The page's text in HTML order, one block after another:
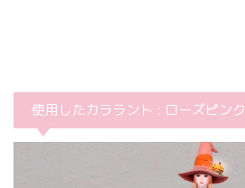
使用したカララント : ローズピンク